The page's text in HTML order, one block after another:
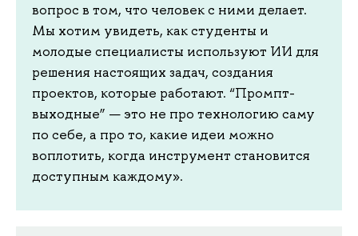
вопрос в том, что человек с ними делает.
Мы хотим увидеть, как студенты и
молодые специалисты используют ИИ для
решения настоящих задач, создания
проектов, которые работают. “Промпт-
выходные” — это не про технологию саму
по себе, а про то, какие идеи можно
воплотить, когда инструмент становится
доступным каждому».